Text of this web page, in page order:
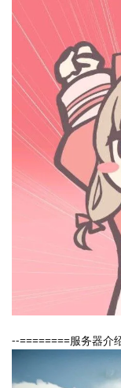
--========服务器介